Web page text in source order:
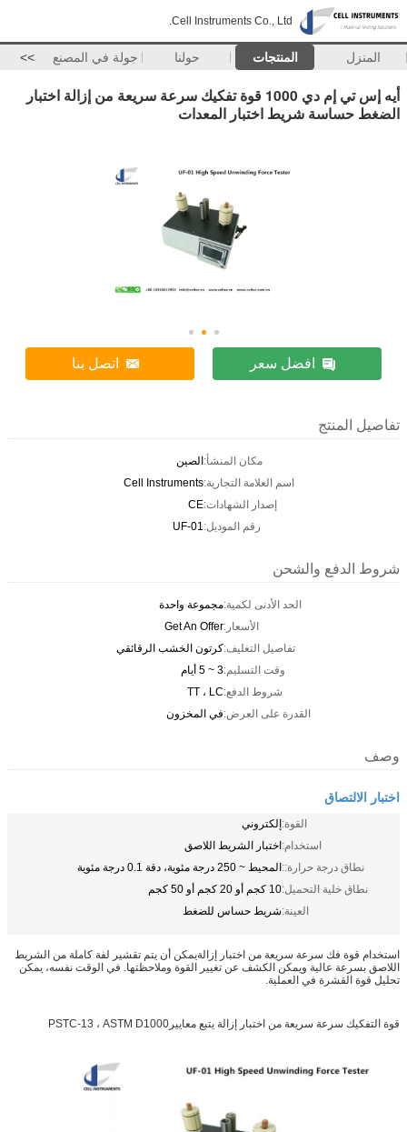
Cell Instruments Co., Ltd.
المنزل المنتجات حولنا جولة في المصنع >>
أيه إس تي إم دي 1000 قوة تفكيك سرعة سريعة من إزالة اختبار
الضغط حساسة شريط اختبار المعدات
افضل سعر اتصل بنا
تفاصيل المنتج
مكان المنشأ:الصين
اسم العلامة التجارية:Cell Instruments
إصدار الشهادات:CE
رقم الموديل:UF-01
شروط الدفع والشحن
الحد الأدنى لكمية:مجموعة واحدة
الأسعار:Get An Offer
تفاصيل التغليف:كرتون الخشب الرقائقي
وقت التسليم:3 ~ 5 أيام
شروط الدفع:TT ، LC
القدرة على العرض:في المخزون
وصف
اختبار الالتصاق
القوة:إلكتروني
استخدام:اختبار الشريط اللاصق
نطاق درجة حرارة::المحيط ~ 250 درجة مئوية، دقة 0.1 درجة مئوية
نطاق خلية التحميل:10 كجم أو 20 كجم أو 50 كجم
العينة:شريط حساس للضغط
استخدام قوة فك سرعة سريعة من اختبار إزالةيمكن أن يتم تقشير لفة كاملة من الشريط
اللاصق بسرعة عالية ويمكن الكشف عن تغيير القوة وملاحظتها. في الوقت نفسه، يمكن
تحليل قوة القشرة في العملية.
قوة التفكيك سرعة سريعة من اختبار إزالة يتبع معايير PSTC-13 ، ASTM D1000